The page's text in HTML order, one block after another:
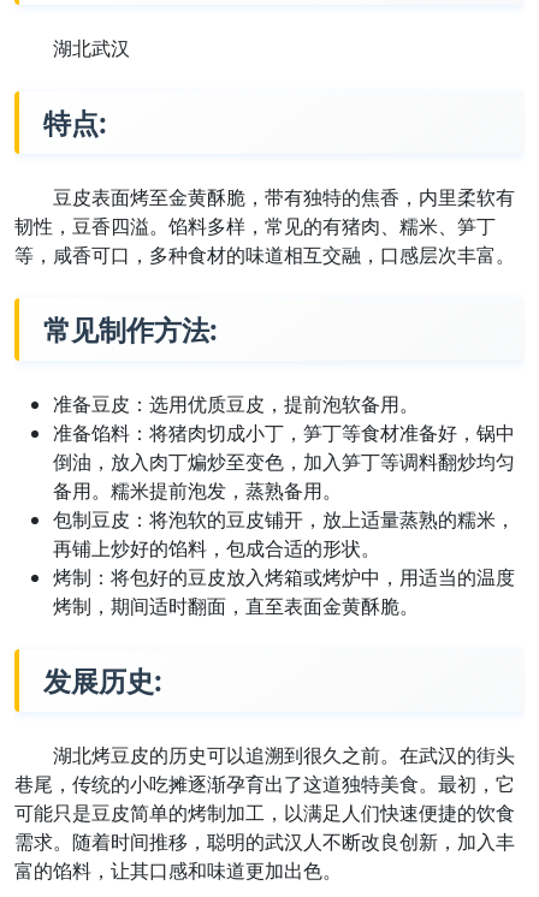
湖北武汉
特点:
豆皮表面烤至金黄酥脆，带有独特的焦香，内里柔软有
韧性，豆香四溢。馅料多样，常见的有猪肉、糯米、笋丁
等，咸香可口，多种食材的味道相互交融，口感层次丰富。
常见制作方法:
准备豆皮：选用优质豆皮，提前泡软备用。
准备馅料：将猪肉切成小丁，笋丁等食材准备好，锅中
倒油，放入肉丁煸炒至变色，加入笋丁等调料翻炒均匀
备用。糯米提前泡发，蒸熟备用。
包制豆皮：将泡软的豆皮铺开，放上适量蒸熟的糯米，
再铺上炒好的馅料，包成合适的形状。
烤制：将包好的豆皮放入烤箱或烤炉中，用适当的温度
烤制，期间适时翻面，直至表面金黄酥脆。
发展历史:
湖北烤豆皮的历史可以追溯到很久之前。在武汉的街头
巷尾，传统的小吃摊逐渐孕育出了这道独特美食。最初，它
可能只是豆皮简单的烤制加工，以满足人们快速便捷的饮食
需求。随着时间推移，聪明的武汉人不断改良创新，加入丰
富的馅料，让其口感和味道更加出色。